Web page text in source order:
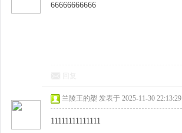
66666666666
兰陵王的槊 发表于 2025-11-30 22:13:29
11111111111111